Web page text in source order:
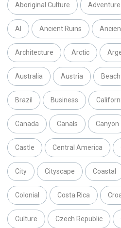
Aboriginal Culture Adventure
AI Ancient Ruins
Architecture Arctic
Australia Austria Beach
Brazil Business
Canada Canals Canyon
Castle Central America
City Cityscape Coastal
Colonial Costa Rica
Culture Czech Republic